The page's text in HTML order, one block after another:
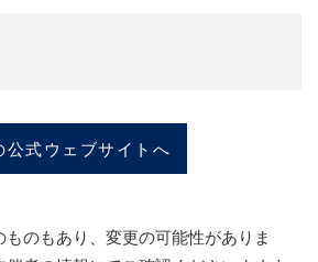
公式ウェブサイトへ
のもあり、変更の可能性がありま